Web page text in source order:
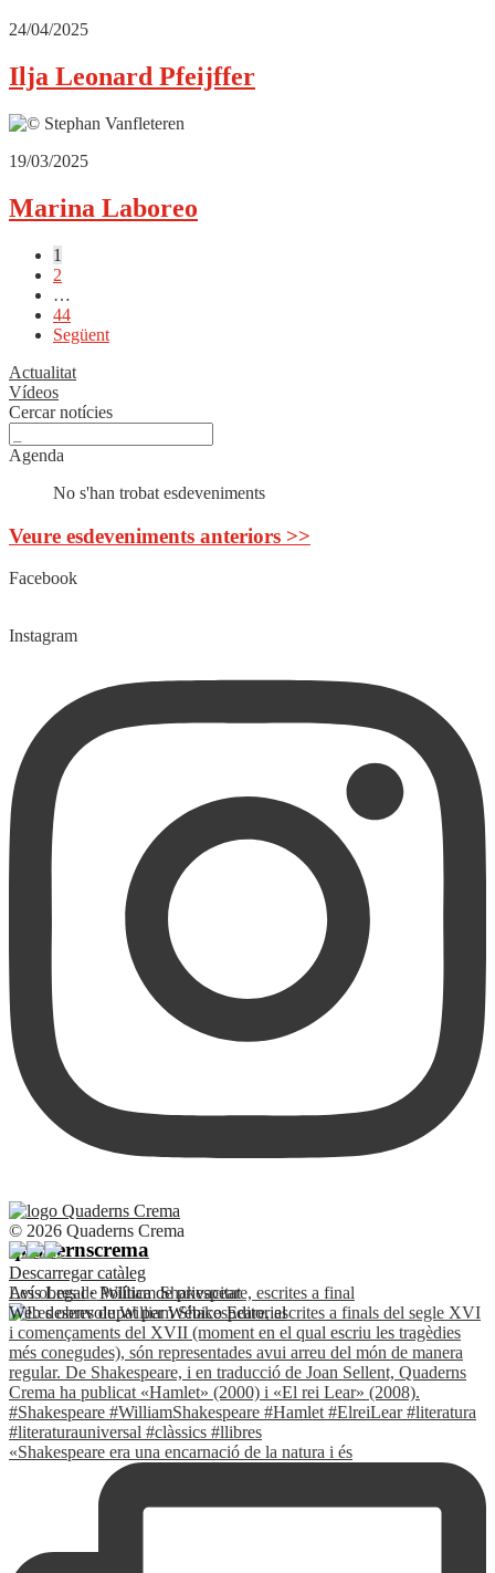
24/04/2025
Ilja Leonard Pfeijffer
19/03/2025
Marina Laboreo
Paginació
les
entrades
1
2
…
44
Següent
Actualitat
Vídeos
Cercar notícies
Agenda
No s'han trobat esdeveniments
Veure esdeveniments anteriors >>
Facebook
Instagram
quadernscrema
Les obres de William Shakespeare, escrites a final
«Shakespeare era una encarnació de la natura i és
© 2026 Quaderns Crema
Descarregar catàleg
Avís Legal·Política de privacitat
Web desenvolupat perWébico Editorial